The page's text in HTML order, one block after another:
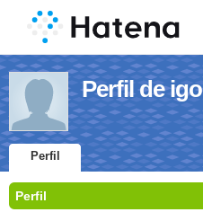
Perfil de igo
Perfil
Perfil